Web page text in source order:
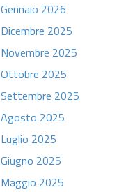
Gennaio 2026
Dicembre 2025
Novembre 2025
Ottobre 2025
Settembre 2025
Agosto 2025
Luglio 2025
Giugno 2025
Maggio 2025